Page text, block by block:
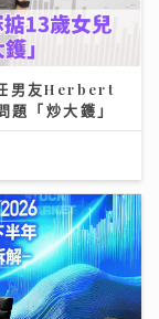
男友Herbert
「炒大鑊」